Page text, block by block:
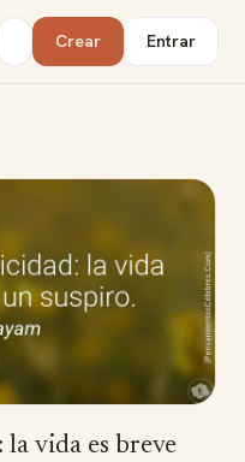
Buscar Crear Entrar
vida es breve